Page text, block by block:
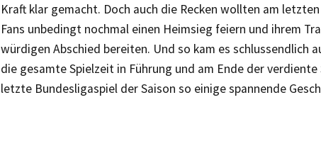
Kraft klar gemacht. Doch auch die Recken wollten am
Fans unbedingt nochmal einen Heimsieg feiern und ihrem
würdigen Abschied bereiten. Und so kam es schlussendlich
die gesamte Spielzeit in Führung und am Ende der
letzte Bundesligaspiel der Saison so einige spannende